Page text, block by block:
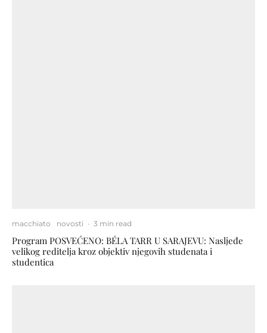
macchiato novosti · 3 min read
Program POSVEĆENO: BÉLA TARR U SARAJEVU: Nasljeđe
velikog reditelja kroz objektiv njegovih studenata i
studentica